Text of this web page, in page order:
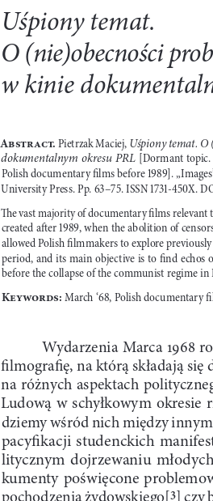
Uśpiony temat.
O (nie)obecności
w kinie
A!"#$%&#. Pietrzak Maciej, Uśpiony temat. O
dokumentalnym okresu PRL [Dormant topic.
Polish documentary %lms before ].
University Press. Pp. –. ISSN -X.
- e vast majority of documentary %lms relevant
created a. er , when the abolition of
allowed Polish %lmmakers to explore
period, and its main objective is to %nd echos
before the collapse of the communist regime in
K'()*$+": March ‘, Polish documentary
Wydarzenia Marca &'56
: lmogra:ę, na którą składają się
na różnych aspektach
Ludową
  w
schyłkowym  okresie
dziemy wśród nich między
pacy: kacji  studenckich
litycznym  dojrzewaniu  mł
kumenty  poświęcone
pochodzenia żydowskiego[#] czy